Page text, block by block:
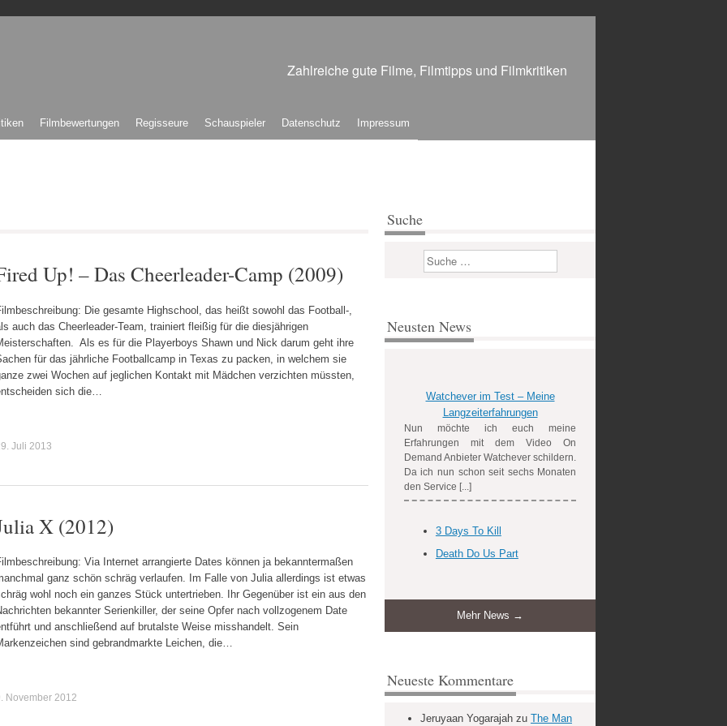
Zahlreiche gute Filme, Filmtipps und Filmkritiken
Filmbewertungen Regisseure Schauspieler Datenschutz Impressum
Up! – Das Cheerleader-Camp (2009)
Die gesamte Highschool, das heißt sowohl das Football-,
auch das Cheerleader-Team, trainiert fleißig für die diesjährigen
Als es für die Playerboys Shawn und Nick darum geht ihre
für das jährliche Footballcamp in Texas zu packen, in welchem sie
zwei Wochen auf jeglichen Kontakt mit Mädchen verzichten müssten,
sich die…
Juli 2013
X (2012)
Via Internet arrangierte Dates können ja bekanntermaßen
ganz schön schräg verlaufen. Im Falle von Julia allerdings ist etwas
wohl noch ein ganzes Stück untertrieben. Ihr Gegenüber ist ein aus den
bekannter Serienkiller, der seine Opfer nach vollzogenem Date
und anschließend auf brutalste Weise misshandelt. Sein
sind gebrandmarkte Leichen, die…
November 2012
Suche
Suchen
Neusten News
Watchever im Test – Meine
Langzeiterfahrungen
Nun möchte ich euch meine
Erfahrungen mit dem Video On
Demand Anbieter Watchever schildern.
Da ich nun schon seit sechs Monaten
den Service [...]
3 Days To Kill
Death Do Us Part
Mehr News →
Neueste Kommentare
Jeruyaan Yogarajah zu The Man